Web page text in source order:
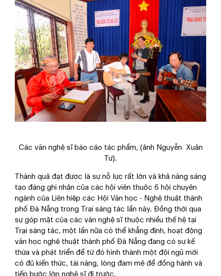
Các văn nghệ sĩ báo cáo tác phẩm, (ảnh Nguyễn Xuân
Tư).
Thành quả đạt được là sự nỗ lực rất lớn và khả năng sáng
tạo đáng ghi nhận của các hội viên thuộc 6 hội chuyên
ngành của Liên hiệp các Hội Văn học - Nghệ thuật thành
phố Đà Nẵng trong Trại sáng tác lần này. Đồng thời qua
sự góp mặt của các văn nghệ sĩ thuộc nhiều thế hệ tại
Trại sáng tác, một lần nữa có thể khẳng định, hoạt động
văn học nghệ thuật thành phố Đà Nẵng đang có sự kế
thừa và phát triển để từ đó hình thành một đội ngũ mới
có đủ kiến thức, tài năng, lòng đam mê để đồng hành và
tiếp bước lớp nghệ sĩ đi trước.